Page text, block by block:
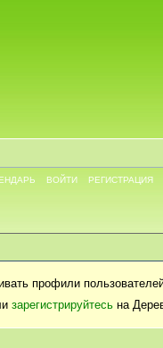
ВОЙТИ РЕГИСТРАЦИЯ
профили
зарегистрируйтесь на